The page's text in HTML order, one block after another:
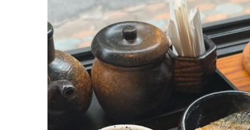
โอเด้ง/เมนูตุ๋นส
อาหารชุด/อาหา
เบนโตะ/บริการ